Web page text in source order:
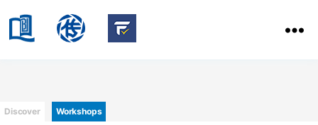
HKBU
of
Communication
Categories
Discover Workshops